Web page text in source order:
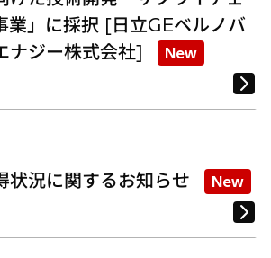
業」に採択 [日立GEベルノバ
ナジー株式会社]
New
状況に関するお知らせ New